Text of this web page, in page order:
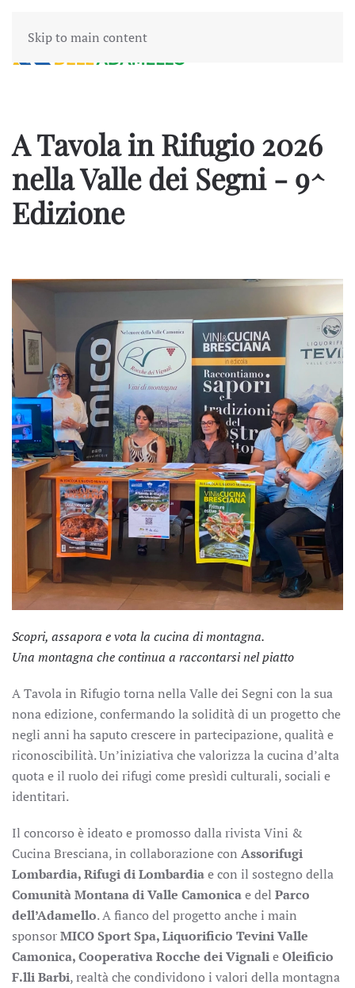
Skip to main content
A Tavola in Rifugio 2026
nella Valle dei Segni - 9^
Edizione
Scopri, assapora e vota la cucina di montagna.
Una montagna che continua a raccontarsi nel piatto
A Tavola in Rifugio torna nella Valle dei Segni con la sua
nona edizione, confermando la solidità di un progetto che
negli anni ha saputo crescere in partecipazione, qualità e
riconoscibilità. Un’iniziativa che valorizza la cucina d’alta
quota e il ruolo dei rifugi come presìdi culturali, sociali e
identitari.
Il concorso è ideato e promosso dalla rivista Vini &
Cucina Bresciana, in collaborazione con Assorifugi
Lombardia, Rifugi di Lombardiae con il sostegno della
Comunità Montana di Valle Camonicae del Parco
dell’Adamello. A fianco del progetto anche i main
sponsorMICO Sport Spa, Liquorificio Tevini Valle
Camonica, Cooperativa Rocche dei VignalieOleificio
F.lli Barbi, realtà che condividono i valori della montagna